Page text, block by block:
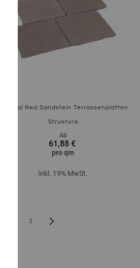
Tropical Red Sandstein Terrassenplatten
Struktura
Ab
61,88 €
proqm
Inkl. 19% MwSt.
3